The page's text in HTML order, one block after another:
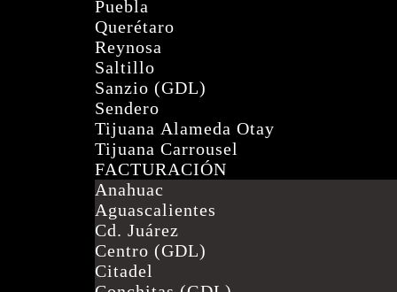
Puebla
Querétaro
Reynosa
Saltillo
Sanzio (GDL)
Sendero
Tijuana Alameda Otay
Tijuana Carrousel
FACTURACIÓN
Anahuac
Aguascalientes
Cd. Juárez
Centro (GDL)
Citadel
ENCUENTRA TU